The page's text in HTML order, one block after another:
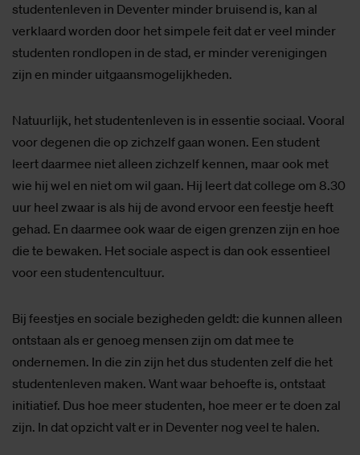
studentenleven in Deventer minder bruisend is, kan al
verklaard worden door het simpele feit dat er veel minder
studenten rondlopen in de stad, er minder verenigingen
zijn en minder uitgaansmogelijkheden.
Natuurlijk, het studentenleven is in essentie sociaal. Vooral
voor degenen die op zichzelf gaan wonen. Een student
leert daarmee niet alleen zichzelf kennen, maar ook met
wie hij wel en niet om wil gaan. Hij leert dat college om 8.30
uur heel zwaar is als hij de avond ervoor een feestje heeft
gehad. En daarmee ook waar de eigen grenzen zijn en hoe
die te bewaken. Het sociale aspect is dan ook essentieel
voor een studentencultuur.
Bij feestjes en sociale bezigheden geldt: die kunnen alleen
ontstaan als er genoeg mensen zijn om dat mee te
ondernemen. In die zin zijn het dus studenten zelf die het
studentenleven maken. Want waar behoefte is, ontstaat
initiatief. Dus hoe meer studenten, hoe meer er te doen zal
zijn. In dat opzicht valt er in Deventer nog veel te halen.